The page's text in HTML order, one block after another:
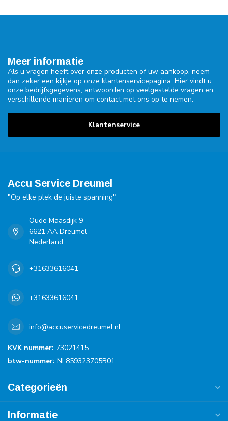
Meer informatie
Als u vragen heeft over onze producten of uw aankoop, neem
dan zeker een kijkje op onze klantenservicepagina. Hier vindt u
onze bedrijfsgegevens, antwoorden op veelgestelde vragen en
verschillende manieren om contact met ons op te nemen.
Klantenservice
Accu Service Dreumel
"Op elke plek de juiste spanning"
Oude Maasdijk 9
6621 AA Dreumel
Nederland
+31633616041
+31633616041
info@accuservicedreumel.nl
KVK nummer: 73021415
btw-nummer: NL859323705B01
Categorieën
Informatie